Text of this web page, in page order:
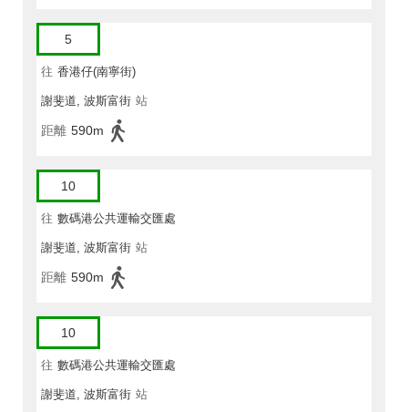
5
往 香港仔(南寧街)
謝斐道, 波斯富街 站
距離 590m
10
往 數碼港公共運輸交匯處
謝斐道, 波斯富街 站
距離 590m
10
往 數碼港公共運輸交匯處
謝斐道, 波斯富街 站